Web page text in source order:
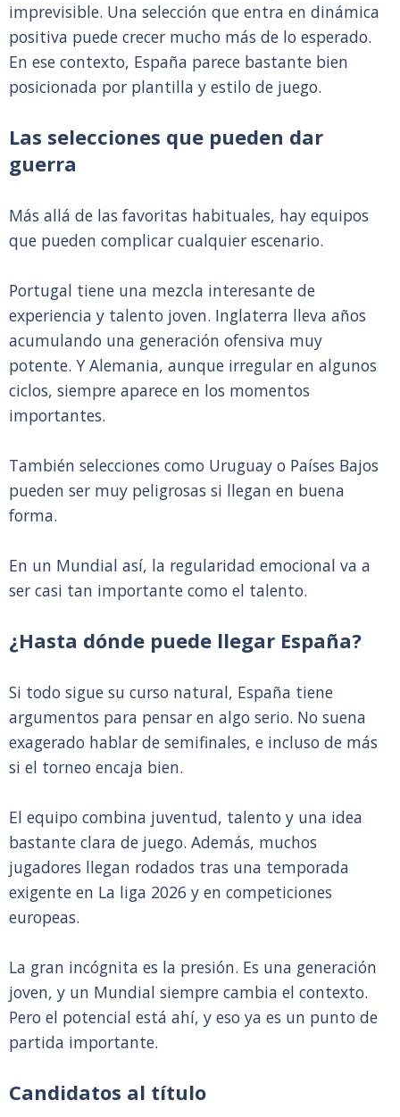
imprevisible. Una selección que entra en dinámica
positiva puede crecer mucho más de lo esperado.
En ese contexto, España parece bastante bien
posicionada por plantilla y estilo de juego.
Las selecciones que pueden dar
guerra
Más allá de las favoritas habituales, hay equipos
que pueden complicar cualquier escenario.
Portugal tiene una mezcla interesante de
experiencia y talento joven. Inglaterra lleva años
acumulando una generación ofensiva muy
potente. Y Alemania, aunque irregular en algunos
ciclos, siempre aparece en los momentos
importantes.
También selecciones como Uruguay o Países Bajos
pueden ser muy peligrosas si llegan en buena
forma.
En un Mundial así, la regularidad emocional va a
ser casi tan importante como el talento.
¿Hasta dónde puede llegar España?
Si todo sigue su curso natural, España tiene
argumentos para pensar en algo serio. No suena
exagerado hablar de semifinales, e incluso de más
si el torneo encaja bien.
El equipo combina juventud, talento y una idea
bastante clara de juego. Además, muchos
jugadores llegan rodados tras una temporada
exigente en La liga 2026 y en competiciones
europeas.
La gran incógnita es la presión. Es una generación
joven, y un Mundial siempre cambia el contexto.
Pero el potencial está ahí, y eso ya es un punto de
partida importante.
Candidatos al título